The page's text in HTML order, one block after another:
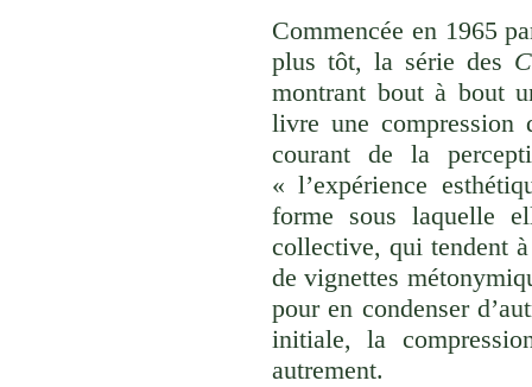
Commencée en 1965
plus tôt, la série des
montrant bout à bout
livre une compression
courant de la
« l’expérience
forme sous laquelle
collective, qui tendent
de vignettes
pour en condenser
initiale, la
autrement.